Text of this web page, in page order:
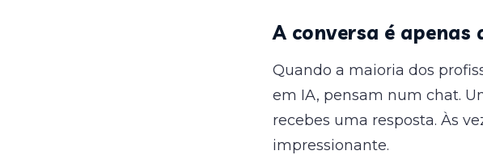
A conversa é
Quando a maioria dos
em IA, pensam num chat.
recebes uma resposta. Às
impressionante.